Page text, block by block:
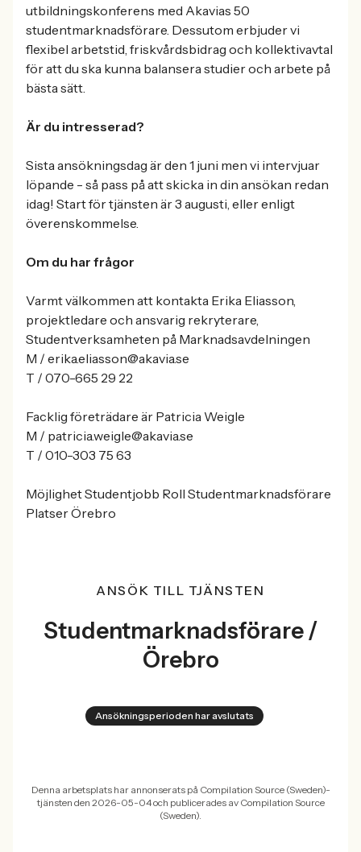
utbildningskonferens med Akavias 50
studentmarknadsförare. Dessutom erbjuder vi
flexibel arbetstid, friskvårdsbidrag och kollektivavtal
för att du ska kunna balansera studier och arbete på
bästa sätt.
Är du intresserad?
Sista ansökningsdag är den 1 juni men vi intervjuar
löpande - så pass på att skicka in din ansökan redan
idag! Start för tjänsten är 3 augusti, eller enligt
överenskommelse.
Om du har frågor
Varmt välkommen att kontakta Erika Eliasson,
projektledare och ansvarig rekryterare,
Studentverksamheten på Marknadsavdelningen
M / erika.eliasson@akavia.se
T / 070-665 29 22
Facklig företrädare är Patricia Weigle
M / patricia.weigle@akavia.se
T / 010-303 75 63
Möjlighet Studentjobb Roll Studentmarknadsförare
Platser Örebro
ANSÖK TILL TJÄNSTEN
Studentmarknadsförare /
Örebro
Ansökningsperioden har avslutats
Denna arbetsplats har annonserats på Compilation Source (Sweden)-
tjänsten den 2026-05-04 och publicerades av Compilation Source
(Sweden).